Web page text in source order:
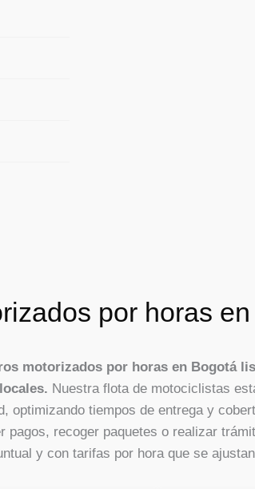
por horas
motorizados por horas en Bogotá
Nuestra flota de motociclistas
optimizando tiempos de entrega y
pagos, recoger paquetes o realizar
y con tarifas por hora que se